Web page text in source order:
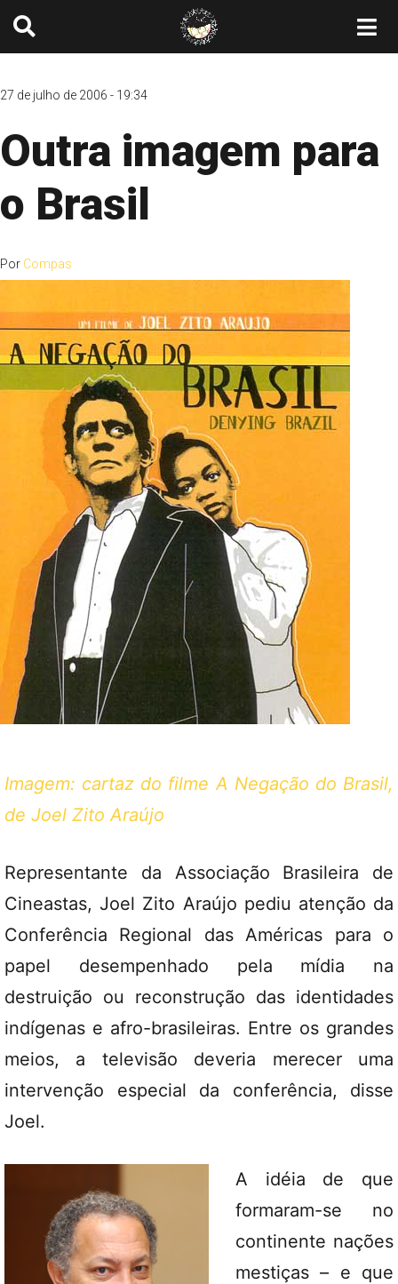
27 de julho de 2006 - 19:34
Outra imagem para
o Brasil
Por Compas
Imagem: cartaz do filme A Negação do Brasil,
de Joel Zito Araújo
Representante da Associação Brasileira de
Cineastas, Joel Zito Araújo pediu atenção da
Conferência Regional das Américas para o
papel desempenhado pela mídia na
destruição ou reconstrução das identidades
indígenas e afro-brasileiras. Entre os grandes
meios, a televisão deveria merecer uma
intervenção especial da conferência, disse
Joel.
A idéia de que
formaram-se no
continente nações
mestiças – e que